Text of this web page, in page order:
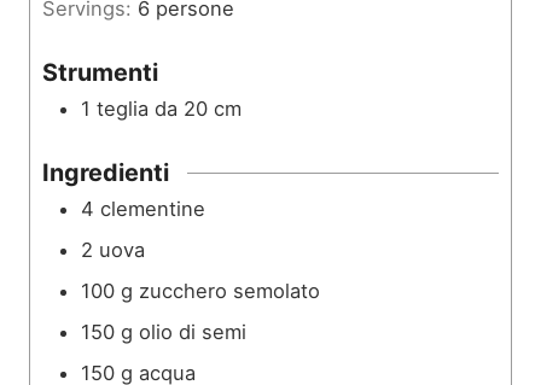
Servings: 6 persone
Strumenti
1 teglia da 20 cm
Ingredienti
4 clementine
2 uova
100 g zucchero semolato
150 g olio di semi
150 g acqua